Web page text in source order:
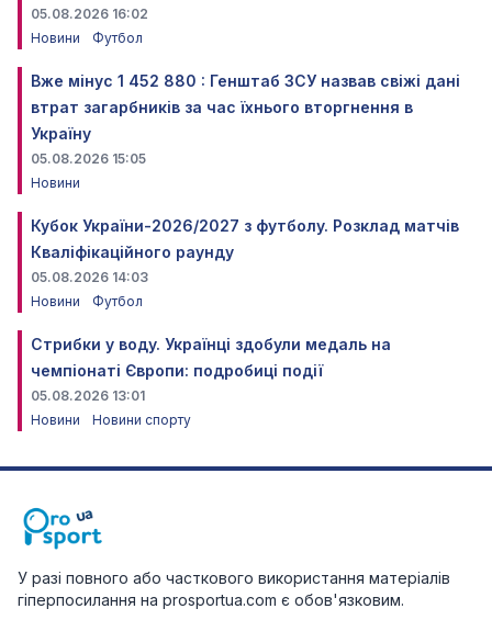
05.08.2026 16:02
Новини
Футбол
Вже мінус 1 452 880 : Генштаб ЗСУ назвав свіжі дані
втрат загарбників за час їхнього вторгнення в
Україну
05.08.2026 15:05
Новини
Кубок України-2026/2027 з футболу. Розклад матчів
Кваліфікаційного раунду
05.08.2026 14:03
Новини
Футбол
Стрибки у воду. Українці здобули медаль на
чемпіонаті Європи: подробиці події
05.08.2026 13:01
Новини
Новини спорту
У разі повного або часткового використання матеріалів
гіперпосилання на prosportua.com є обов'язковим.